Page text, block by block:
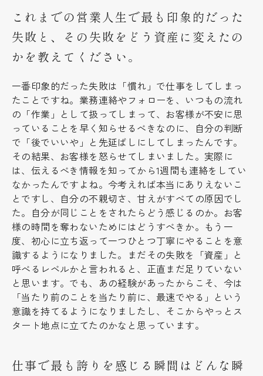
これまでの営業人生で最も印象的だった
失敗と、その失敗をどう資産に変えたの
かを教えてください。
一番印象的だった失敗は「慣れ」で仕事をしてしまっ
たことですね。業務連絡やフォローを、いつもの流れ
の「作業」として扱ってしまって、お客様が不安に思
っていることを早く知らせるべきなのに、自分の判断
で「後でいいや」と先延ばしにしてしまったんです。
その結果、お客様を怒らせてしまいました。実際に
は、伝えるべき情報を知ってから1週間も連絡をしてい
なかったんですよね。今考えれば本当にありえないこ
とですし、自分の不親切さ、甘えがすべての原因でし
た。自分が同じことをされたらどう感じるのか。お客
様の時間を奪わないためにはどうすべきか。もう一
度、初心に立ち返って一つひとつ丁寧にやることを意
識するようになりました。まだその失敗を「資産」と
呼べるレベルかと言われると、正直まだ足りていない
と思います。でも、あの経験があったからこそ、今は
「当たり前のことを当たり前に、最速でやる」という
意識を持てるようになりましたし、そこからやっとス
タート地点に立てたのかなと思っています。
仕事で最も誇りを感じる瞬間はどんな瞬